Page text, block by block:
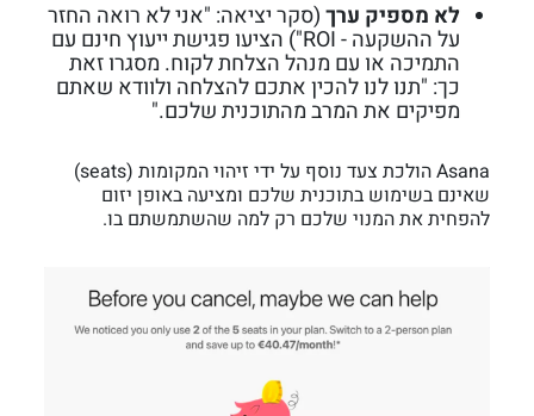
לא מספיק ערך(סקר יציאה: "אני לא רואה החזר
על ההשקעה - ROI") הציעו פגישת ייעוץ חינם עם
התמיכה או עם מנהל הצלחת לקוח. מסגרו זאת
כך: "תנו לנו להכין אתכם להצלחה ולוודא שאתם
מפיקים את המרב מהתוכנית שלכם."
Asana הולכת צעד נוסף על ידי זיהוי המקומות (seats)
שאינם בשימוש בתוכנית שלכם ומציעה באופן יזום
להפחית את המנוי שלכם רק למה שהשתמשתם בו.